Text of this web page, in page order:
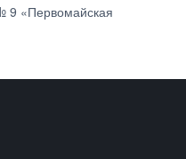
9 «Первомайская